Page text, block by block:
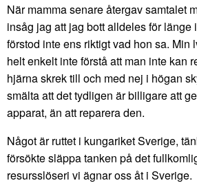
När mamma senare återgav samtalet
insåg jag att jag bott alldeles för länge
förstod inte ens riktigt vad hon sa.
helt enkelt inte förstå att man inte kan
hjärna skrek till och med nej i högan
smälta att det tydligen är billigare att
apparat, än att reparera den.
Något är ruttet i kungariket Sverige,
försökte släppa tanken på det
resursslöseri vi ägnar oss åt i Sverige.